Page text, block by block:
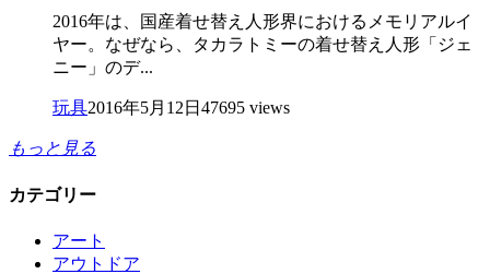
2016年は、国産着せ替え人形界におけるメモリアルイ
ヤー。なぜなら、タカラトミーの着せ替え人形「ジェ
ニー」のデ...
玩具2016年5月12日 47695 views
もっと見る
カテゴリー
アート
アウトドア